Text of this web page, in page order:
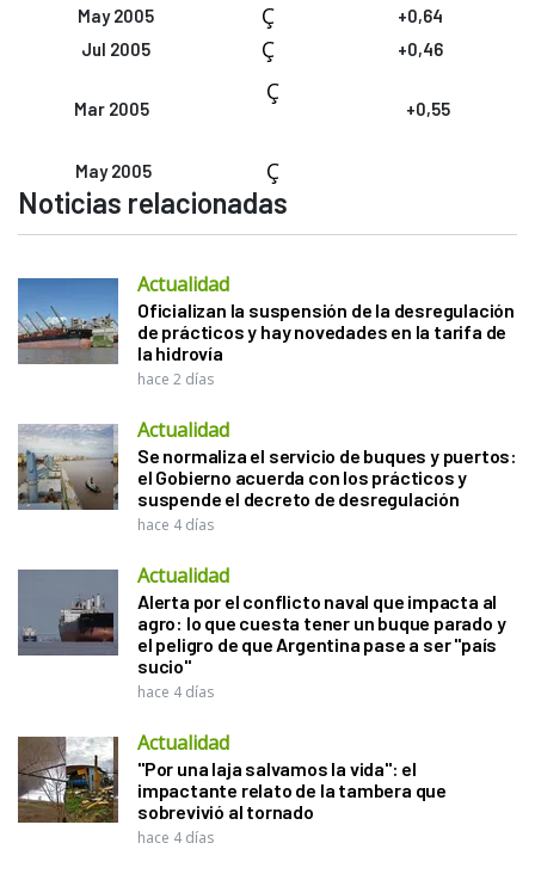
May 2005
Ç
+0,64
Jul 2005
Ç +0,46
Mar 2005
Ç
+0,55
May 2005 Ç
Noticias relacionadas
Actualidad
Oficializan la suspensión de la desregulación
de prácticos y hay novedades en la tarifa de
la hidrovía
hace 2 días
Actualidad
Se normaliza el servicio de buques y puertos:
el Gobierno acuerda con los prácticos y
suspende el decreto de desregulación
hace 4 días
Actualidad
Alerta por el conflicto naval que impacta al
agro: lo que cuesta tener un buque parado y
el peligro de que Argentina pase a ser "país
sucio"
hace 4 días
Actualidad
"Por una laja salvamos la vida": el
impactante relato de la tambera que
sobrevivió al tornado
hace 4 días